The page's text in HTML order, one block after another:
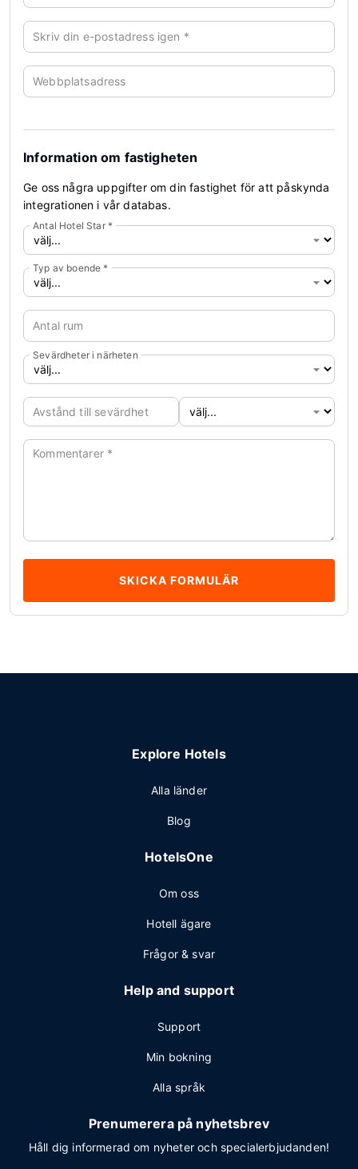
Skriv din e-postadress igen *
Webbplatsadress
Information om fastigheten
Ge oss några uppgifter om din fastighet för att påskynda
integrationen i vår databas.
Antal Hotel Star *
Typ av boende *
Antal rum
Sevärdheter i närheten
Avstånd till sevärdhet
Kommentarer *
SKICKA FORMULÄR
Explore Hotels
Alla länder
Blog
HotelsOne
Om oss
Hotell ägare
Frågor & svar
Help and support
Support
Min bokning
Alla språk
Prenumerera på nyhetsbrev
Håll dig informerad om nyheter och specialerbjudanden!